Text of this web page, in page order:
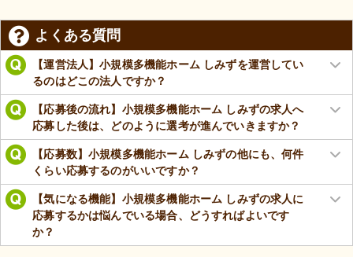
よくある質問
【運営法人】小規模多機能ホーム しみずを運営してい
るのはどこの法人ですか？
【応募後の流れ】小規模多機能ホーム しみずの求人へ
応募した後は、どのように選考が進んでいきますか？
【応募数】小規模多機能ホーム しみずの他にも、何件
くらい応募するのがいいですか？
【気になる機能】小規模多機能ホーム しみずの求人に
応募するかは悩んでいる場合、どうすればよいです
か？